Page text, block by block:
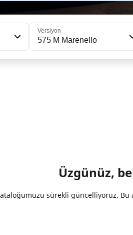
Versiyon
575 M Marenello
Üzgünüz,
sürekli güncelliyoruz. Bu